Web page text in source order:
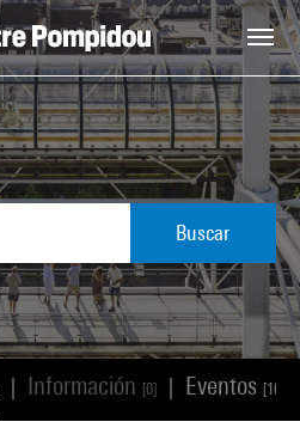
Buscar
Información [0] Eventos [16]